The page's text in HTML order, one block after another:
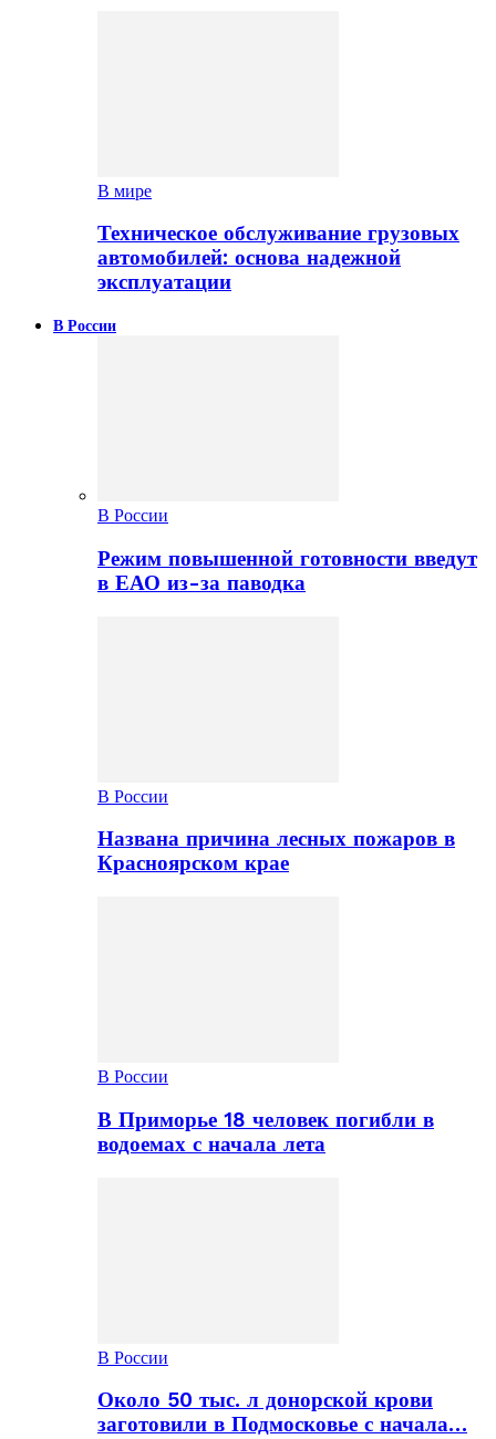
В мире
Техническое обслуживание грузовых
автомобилей: основа надежной
эксплуатации
В России
В России
Режим повышенной готовности введут
в ЕАО из-за паводка
В России
Названа причина лесных пожаров в
Красноярском крае
В России
В Приморье 18 человек погибли в
водоемах с начала лета
В России
Около 50 тыс. л донорской крови
заготовили в Подмосковье с начала…